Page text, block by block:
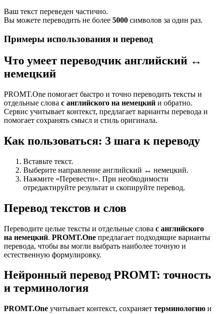
Ваш текст переведен частично.
Вы можете переводить не более 5000 символов за один раз.
Примеры использования и перевод
Что умеет переводчик английский ↔
немецкий
PROMT.One помогает быстро и точно переводить тексты и
отдельные слова с английского на немецкий и обратно.
Сервис учитывает контекст, предлагает варианты перевода и
помогает сохранять смысл и стиль оригинала.
Как пользоваться: 3 шага к переводу
Вставьте текст.
Выберите направление английский ↔ немецкий.
Нажмите «Перевести». При необходимости
отредактируйте результат и скопируйте перевод.
Перевод текстов и слов
Переводите целые тексты и отдельные слова с английского
на немецкий. PROMT.One предлагает подходящие варианты
перевода, чтобы вы могли выбрать наиболее точную и
естественную формулировку.
Нейронный перевод PROMT: точность
и терминология
PROMT.One учитывает контекст, сохраняет терминологию и